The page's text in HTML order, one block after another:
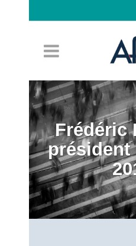
Frédéric
président